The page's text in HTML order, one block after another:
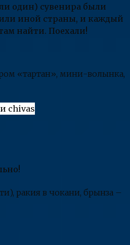
один) сувенира были
иной страны, и каждый
найти. Поехали!
«тартан», мини-волынка,
ракия в чокани, брынза –